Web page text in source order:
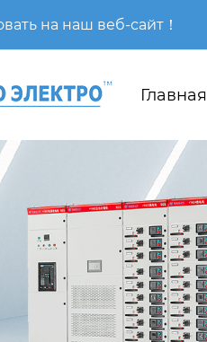
на наш веб-сайт！
Главная